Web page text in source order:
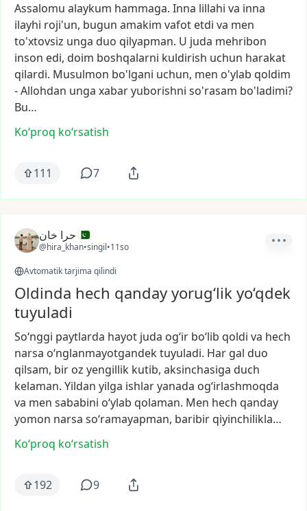
Assalomu alaykum hammaga. Inna lillahi va inna
ilayhi roji'un, bugun amakim vafot etdi va men
to'xtovsiz unga duo qilyapman. U juda mehribon
inson edi, doim boshqalarni kuldirish uchun harakat
qilardi. Musulmon bo'lgani uchun, men o'ylab qoldim
-Allohdan unga xabaryuborishni so'rasam bo'ladimi?
Bu…
Ko‘proq koʻrsatish
111 7
حرا خان
@hira_khan•singil•11so
Avtomatik tarjima qilindi
Oldinda hech qanday yorug‘lik yo‘qdek
tuyuladi
So‘nggi paytlarda hayot juda og‘ir bo‘lib qoldi va hech
narsa o‘nglanmayotgandektuyuladi. Har gal duo
qilsam, bir oz yengillik kutib, aksinchasiga duch
kelaman. Yildan yilga ishlaryanada og‘irlashmoqda
va men sababini o‘ylab qolaman. Men hech qanday
yomon narsa so‘ramayapman, baribir qiyinchilikla…
Ko‘proq koʻrsatish
192 9